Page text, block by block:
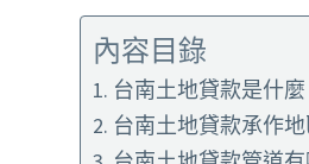
內容目錄
台南土地貸款是什麼
台南土地貸款承作